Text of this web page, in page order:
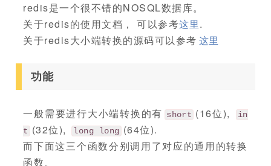
redis是一个很不错的NOSQL数据库。
关于redis的使用文档， 可以参考这里.
关于redis大小端转换的源码可以参考 这里
功能
一般需要进行大小端转换的有 short (16位),
in
t (32位), long long (64位).
而下面这三个函数分别调用了对应的通用的转换
函数。